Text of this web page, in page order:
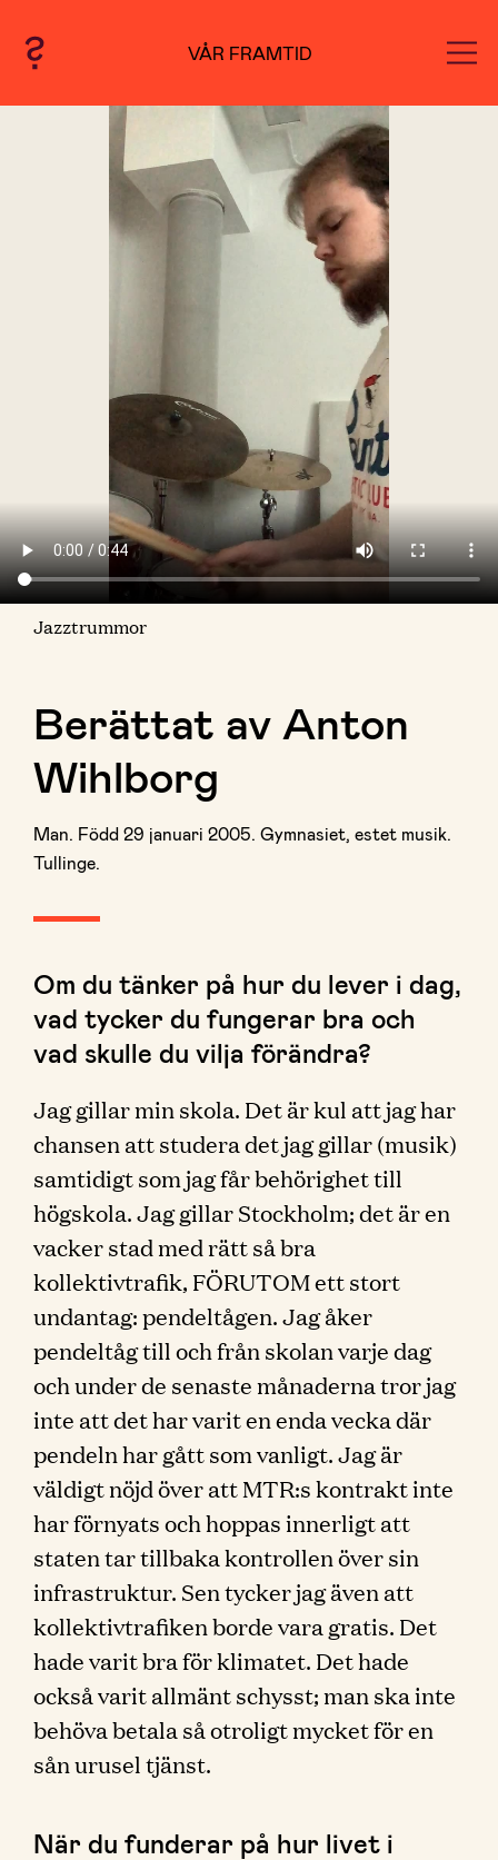
VÅR FRAMTID
Jazztrummor
Berättat av Anton
Wihlborg
Man. Född 29 januari 2005. Gymnasiet, estet musik.
Tullinge.
Om du tänker på hur du lever i dag,
vad tycker du fungerar bra och
vad skulle du vilja förändra?
Jag gillar min skola. Det är kul att jag har
chansen att studera det jag gillar (musik)
samtidigt som jag får behörighet till
högskola. Jag gillar Stockholm; det är en
vacker stad med rätt så bra
kollektivtrafik, FÖRUTOM ett stort
undantag: pendeltågen. Jag åker
pendeltåg till och från skolan varje dag
och under de senaste månaderna tror jag
inte att det har varit en enda vecka där
pendeln har gått som vanligt. Jag är
väldigt nöjd över att MTR:s kontrakt inte
har förnyats och hoppas innerligt att
staten tar tillbaka kontrollen över sin
infrastruktur. Sen tycker jag även att
kollektivtrafiken borde vara gratis. Det
hade varit bra för klimatet. Det hade
också varit allmänt schysst; man ska inte
behöva betala så otroligt mycket för en
sån urusel tjänst.
När du funderar på hur livet i